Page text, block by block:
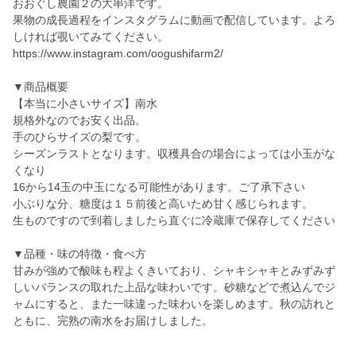
おおぐし農園２の大串洋です。
果物の成長過程をインスタグラムに動画で配信しています。よろ
しければ覗いてみてください。
https://www.instagram.com/oogushifarm2/
▼商品概要
【本当に小さいサイズ】南水
規格外なのでお安く出品。
手のひらサイズの梨です。
シーズンラストとなります。収穫具合の場合によっては小玉がな
くなり
16から14玉の中玉になる可能性があります。ご了承下さい
小ぶりな分、糖度は１５前後と高いため甘く感じられます。
生ものですので到着しましたら直ぐに冷蔵庫で保存してください
▼品種・味の特徴・食べ方
甘みが強めで酸味も程よくきいており、シャキシャキとみずみず
しいバランスの取れた上品な味わいです。砂糖などで煮込んでジ
ャムにすると、また一味違った味わいを楽しめます。秋の訪れと
ともに、完熟の南水をお届けしました。